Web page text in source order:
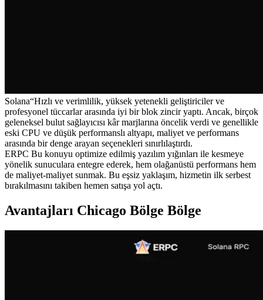
Solana“Hızlı ve verimlilik, yüksek yetenekli geliştiriciler ve
profesyonel tüccarlar arasında iyi bir blok zincir yaptı. Ancak, birçok
geleneksel bulut sağlayıcısı kâr marjlarına öncelik verdi ve genellikle
eski CPU ve düşük performanslı altyapı, maliyet ve performans
arasında bir denge arayan seçenekleri sınırlılaştırdı.
ERPC Bu konuyu optimize edilmiş yazılım yığınları ile kesmeye
yönelik sunuculara entegre ederek, hem olağanüstü performans hem
de maliyet-maliyet sunmak. Bu eşsiz yaklaşım, hizmetin ilk serbest
bırakılmasını takiben hemen satışa yol açtı.
Avantajları Chicago Bölge Bölge